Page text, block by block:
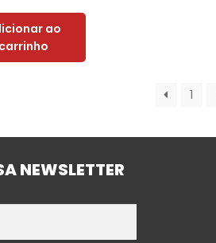
ao
carrinho
1
NEWSLETTER